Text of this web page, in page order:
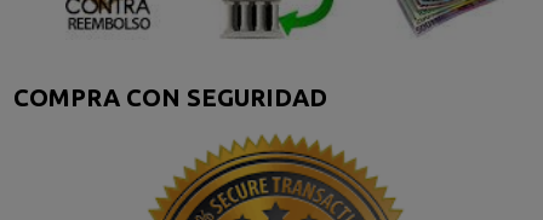
COMPRA CON SEGURIDAD